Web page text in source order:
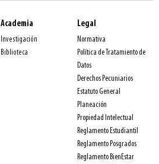
Academia
Investigación
Biblioteca
Legal
Normativa
Política de Tratamiento de
Datos
Derechos Pecuniarios
Estatuto General
Planeación
Propiedad Intelectual
Reglamento Estudiantil
Reglamento Posgrados
Reglamento BienEstar